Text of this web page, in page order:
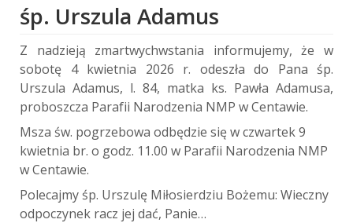
śp. Urszula Adamus
Z nadzieją zmartwychwstania informujemy,że w
sobotę 4 kwietnia 2026 r. odeszła do Pana śp.
Urszula Adamus, l. 84, matka ks. Pawła Adamusa,
proboszcza Parafii Narodzenia NMP w Centawie.
Msza św. pogrzebowa odbędzie się w czwartek 9
kwietnia br. o godz. 11.00 w Parafii Narodzenia NMP
w Centawie.
Polecajmy śp. Urszulę Miłosierdziu Bożemu: Wieczny
odpoczynek racz jej dać, Panie…